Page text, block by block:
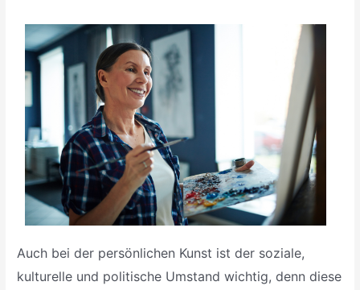
Auch bei der persönlichen Kunst ist der soziale,
kulturelle und politische Umstand wichtig, denn diese